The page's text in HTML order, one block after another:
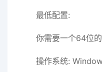
最低配置:
你需要一个64位
操作系统: